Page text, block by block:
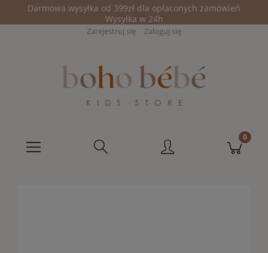
Darmowa wysyłka od 399zł dla opłaconych zamówień
Wysyłka w 24h
Zarejestruj się Zaloguj się